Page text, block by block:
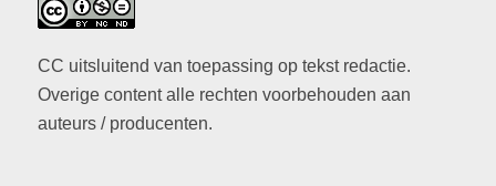
CC uitsluitend van toepassing op tekst redactie.
Overige content alle rechten voorbehouden aan
auteurs / producenten.